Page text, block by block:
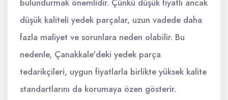
bulundurmak önemlidir. Çünkü düşük fiyatlı ancak
düşük kaliteli yedek parçalar, uzun vadede daha
fazla maliyet ve sorunlara neden olabilir. Bu
nedenle, Çanakkale'deki yedek parça
tedarikçileri, uygun fiyatlarla birlikte yüksek kalite
standartlarını da korumaya özen gösterir.